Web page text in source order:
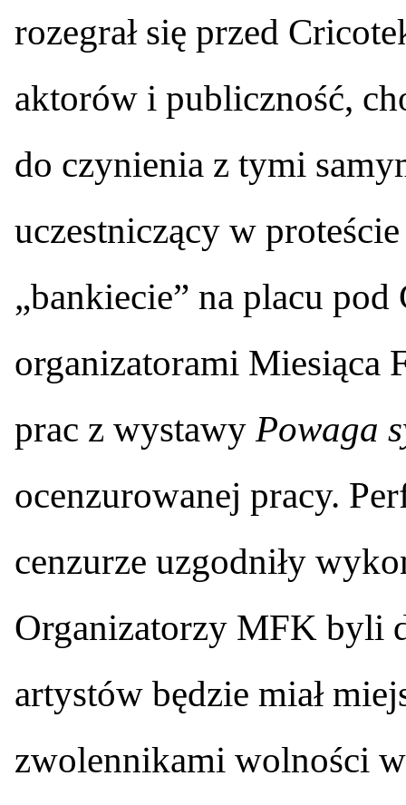
rozegrał się przed
aktorów i publiczność,
do czynienia z tymi
uczestniczący w
„bankiecie” na placu
organizatorami Miesiąca
prac z wystawy Powaga
ocenzurowanej pracy.
cenzurze uzgodniły
Organizatorzy MFK byli
artystów będzie miał
zwolennikami wolności